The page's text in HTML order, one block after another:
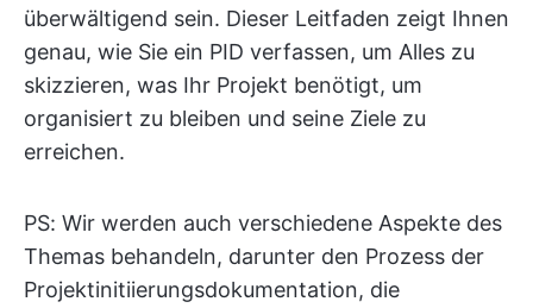
überwältigend sein. Dieser Leitfaden zeigt Ihnen
genau, wie Sie ein PID verfassen, um Alles zu
skizzieren, was Ihr Projekt benötigt, um
organisiert zu bleiben und seine Ziele zu
erreichen.
PS: Wir werden auch verschiedene Aspekte des
Themas behandeln, darunter den Prozess der
Projektinitiierungsdokumentation, die